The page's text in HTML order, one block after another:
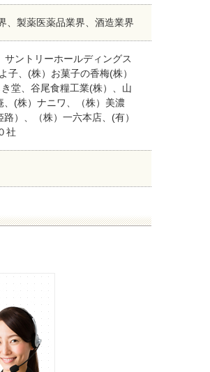
、製薬医薬品業界、酒造業界
ントリーホールディングス
、(株）お菓子の香梅(株）
堂、谷尾食糧工業(株）、山
(株）ナニワ、（株）美濃
）、（株）一六本店、(有）
社